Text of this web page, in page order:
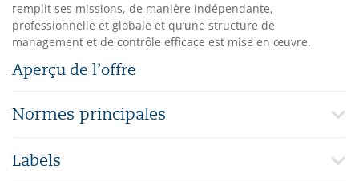
remplit ses missions, de manière indépendante,
professionnelle et globale et qu’une structure de
management et de contrôle efficace est mise en œuvre.
Aperçu de l’offre
Normes principales
Labels